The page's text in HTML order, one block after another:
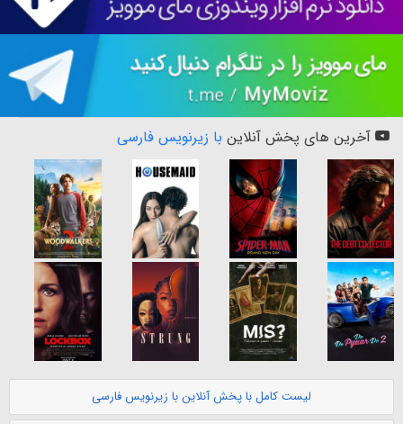
آخرین های پخش آنلاین با زیرنویس فارسی
لیست کامل با پخش آنلاین با زیرنویس فارسی